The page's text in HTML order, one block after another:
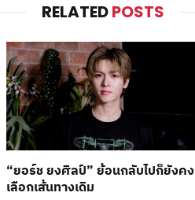
RELATEDPOSTS
“ยอร์ช ยงศิลป์” ย้อนกลับไปก็ยังคง
เลือกเส้นทางเดิม